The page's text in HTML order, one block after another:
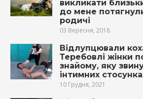
викликати
до мене
родичі
03 Вересня, 2018
Відлупцювали
Теребовлі жінки
знайому, яку
інтимних
10 Грудня, 2021